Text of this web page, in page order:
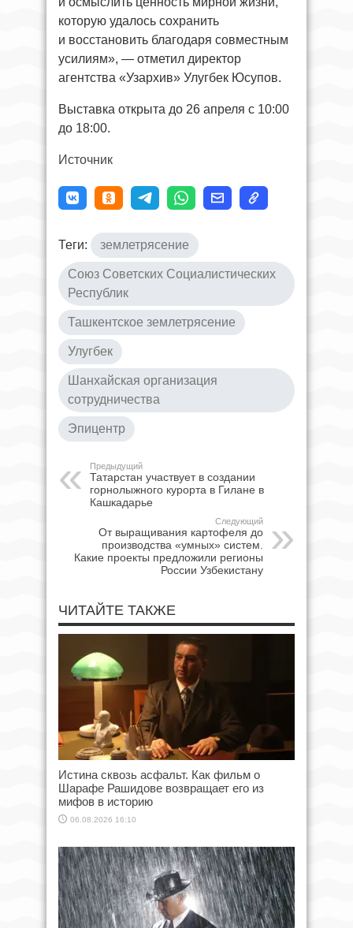
которую удалось сохранить
и восстановить благодаря совместным
усилиям», — отметил директор
агентства «Узархив» Улугбек Юсупов.
Выставка открыта до 26 апреля с 10:00
до 18:00.
Источник
Теги: землетрясение
Союз Советских Социалистических
Республик
Ташкентское землетрясение
Улугбек
Шанхайская организация
сотрудничества
Эпицентр
Предыдущий
Татарстан участвует в создании
горнолыжного курорта в Гилане в
Кашкадарье
Следующий
От выращивания картофеля до
производства «умных» систем.
Какие проекты предложили регионы
России Узбекистану
ЧИТАЙТЕ ТАКЖЕ
Истина сквозь асфальт. Как фильм о
Шарафе Рашидове возвращает его из
мифов в историю
06.08.2026 16:10